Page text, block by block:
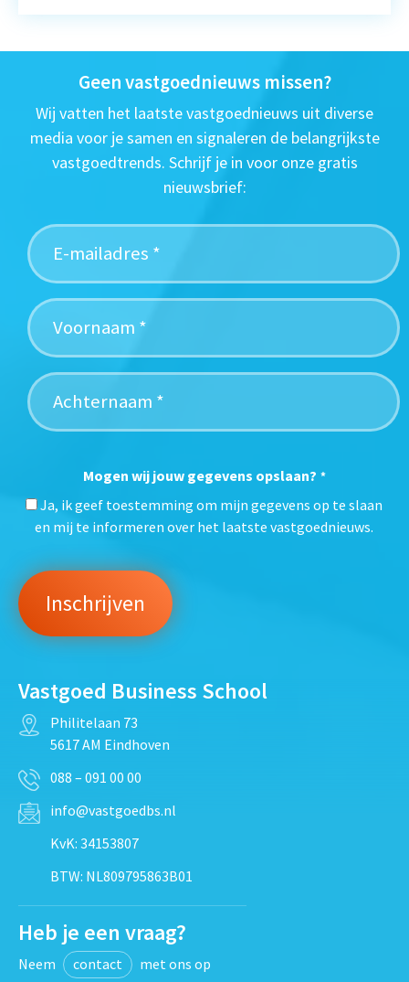
Geen vastgoednieuws missen?
Wij vatten het laatste vastgoednieuws uit diverse
media voor je samen en signaleren de belangrijkste
vastgoedtrends. Schrijf je in voor onze gratis
nieuwsbrief:
Mogen wij jouw gegevens opslaan? *
Ja, ik geef toestemming om mijn gegevens op te slaan
en mij te informeren over het laatste vastgoednieuws.
Vastgoed Business School
Philitelaan 73
5617 AM Eindhoven
088 – 091 00 00
info@vastgoedbs.nl
KvK: 34153807
BTW: NL809795863B01
Heb je een vraag?
Neem contact met ons op